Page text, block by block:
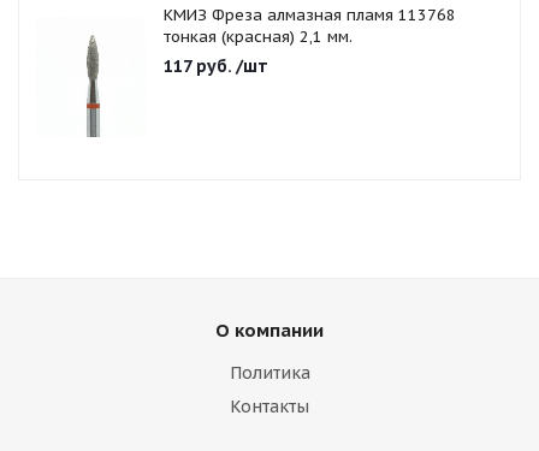
КМИЗ Фреза алмазная пламя 113768
тонкая (красная) 2,1 мм.
117руб. /шт
О компании
Политика
Контакты